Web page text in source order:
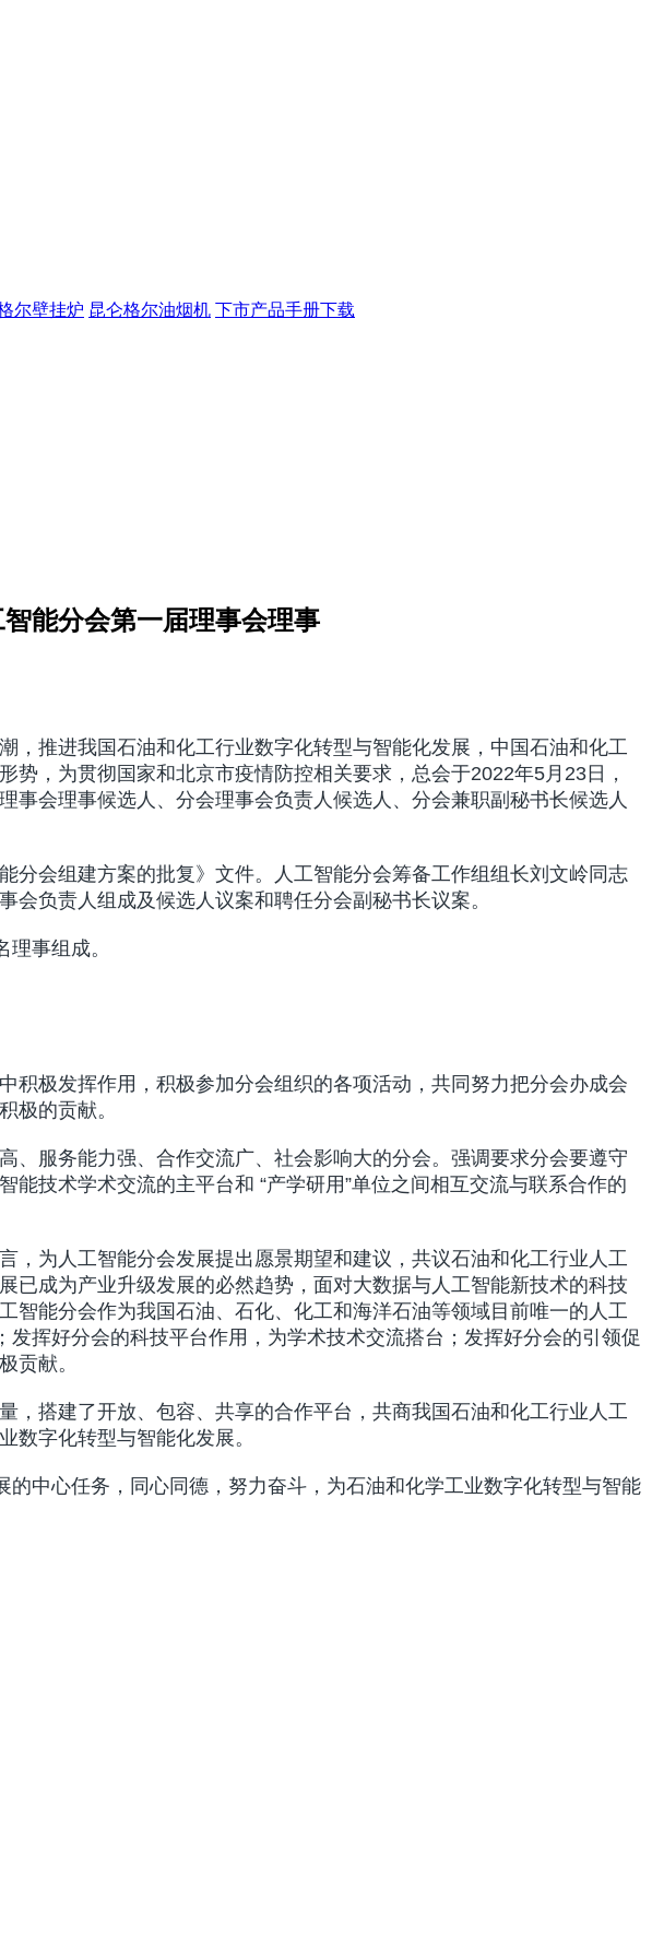
尔壁挂炉 昆仑格尔油烟机 下市产品手册下载
能分会第一届理事会理事
推进我国石油和化工行业数字化转型与智能化发展，中国石油和化工
，为贯彻国家和北京市疫情防控相关要求，总会于2022年5月23日，
会理事候选人、分会理事会负责人候选人、分会兼职副秘书长候选人
分会组建方案的批复》文件。人工智能分会筹备工作组组长刘文岭同志
负责人组成及候选人议案和聘任分会副秘书长议案。
事组成。
极发挥作用，积极参加分会组织的各项活动，共同努力把分会办成会
极的贡献。
服务能力强、合作交流广、社会影响大的分会。强调要求分会要遵守
技术学术交流的主平台和 “产学研用”单位之间相互交流与联系合作的
，为人工智能分会发展提出愿景期望和建议，共议石油和化工行业人工
成为产业升级发展的必然趋势，面对大数据与人工智能新技术的科技
能分会作为我国石油、石化、化工和海洋石油等领域目前唯一的人工
挥好分会的科技平台作用，为学术技术交流搭台；发挥好分会的引领促
贡献。
搭建了开放、包容、共享的合作平台，共商我国石油和化工行业人工
数字化转型与智能化发展。
中心任务，同心同德，努力奋斗，为石油和化学工业数字化转型与智能